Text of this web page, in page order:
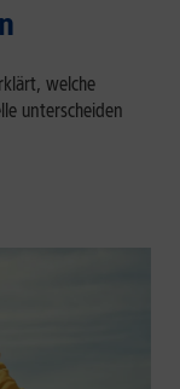
welche
unterscheiden